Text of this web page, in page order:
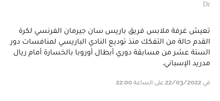
Dr
تعيش غرفة ملابس فريق باريس سان جيرمان الفرنسي لكرة
القدم حالة من التفكك منذ توديع النادي الباريسي لمنافسات دور
الستة عشر من مسابقة دوري أبطال أوروبا بالخسارة أمام ريال
مدريد الإسباني.
في 22/03/2022 على الساعة 22:00